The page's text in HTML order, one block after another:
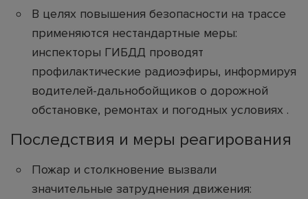
В целях повышения безопасности на трассе
применяются нестандартные меры:
инспекторы ГИБДД проводят
профилактические радиоэфиры, информируя
водителей-дальнобойщиков о дорожной
обстановке, ремонтах и погодных условиях .
Последствия и меры реагирования
Пожар и столкновение вызвали
значительные затруднения движения: